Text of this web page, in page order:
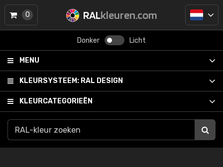
RALkleuren.com
Donker Licht
MENU
KLEURSYSTEEM: RAL DESIGN
KLEURCATEGORIEËN
0